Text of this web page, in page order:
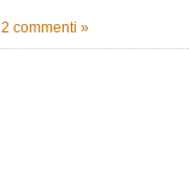
2 commenti »